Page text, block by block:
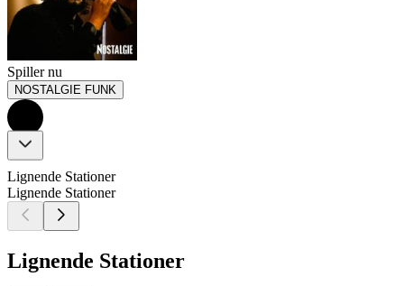
Spiller nu
NOSTALGIE FUNK
Lignende Stationer
Lignende Stationer
Lignende Stationer